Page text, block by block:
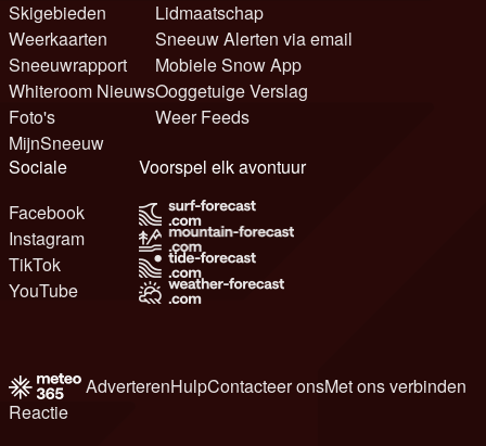
Skigebieden
Weerkaarten
Sneeuwrapport
Whiteroom Nieuws
Foto's
MijnSneeuw
Lidmaatschap
Sneeuw Alerten via email
Mobiele Snow App
Ooggetuige Verslag
Weer Feeds
Sociale
Facebook
Instagram
TikTok
YouTube
Voorspel elk avontuur
AdverterenHulpContacteer onsMet ons verbinden
Reactie